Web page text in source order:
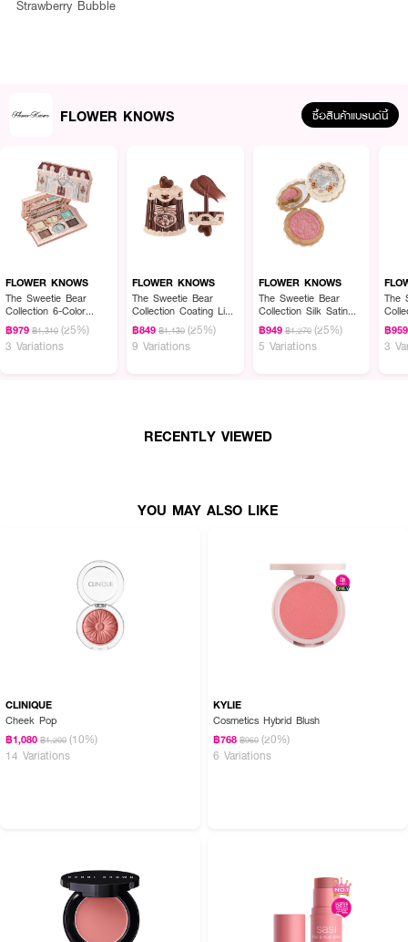
Strawberry Bubble
FLOWER KNOWS ซื้อสินค้าแบรนด์นี้
FLOWER KNOWS
The Sweetie Bear
Collection 6-Color
Makeup Palette
฿979 ฿1,310 (25%)
3 Variations
FLOWER KNOWS
The Sweetie Bear
Collection Coating Lip
Jelly
฿849 ฿1,130 (25%)
9 Variations
FLOWER KNOWS
The Sweetie Bear
Collection Silk Satin
Blush
฿949 ฿1,270 (25%)
5 Variations
The
฿959
3
RECENTLY VIEWED
YOU MAY ALSO LIKE
CLINIQUE
Cheek Pop
฿1,080 ฿1,200 (10%)
14 Variations
KYLIE
Cosmetics Hybrid Blush
฿768 ฿960 (20%)
6 Variations